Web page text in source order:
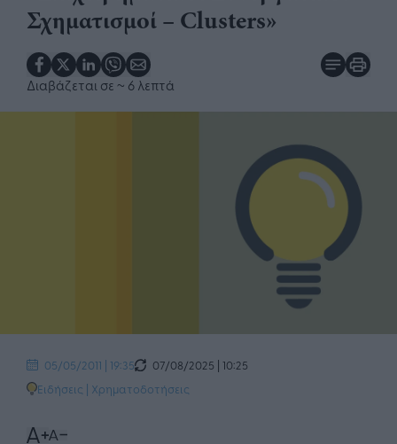
Σχηματισμοί – Clusters»
Διαβάζεται σε ~ 6 λεπτά
05/05/2011 | 19:35
07/08/2025 | 10:25
Ειδήσεις | Χρηματοδοτήσεις